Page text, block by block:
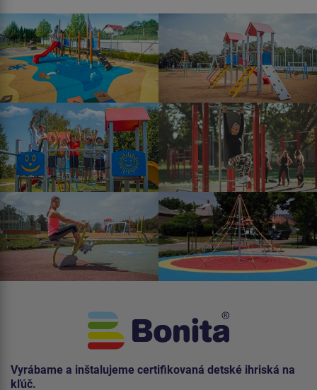
Vyrábame a inštalujeme certifikovaná detské ihriská na
kľúč.